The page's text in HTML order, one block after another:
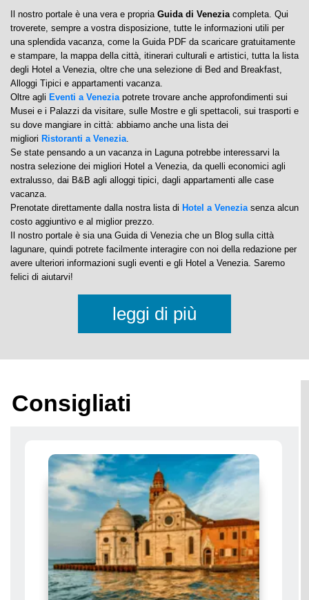
La Guida di Venezia: informazioni su Hotel a
Venezia, Ristoranti, Musei ed Eventi.
Il nostro portale è una vera e propriaGuida di Veneziacompleta. Qui
troverete, sempre a vostra disposizione, tutte le informazioni utili per
una splendida vacanza, come la Guida PDF da scaricare gratuitamente
e stampare, la mappa della città, itinerari culturali e artistici, tutta la lista
degli Hotel a Venezia, oltre che una selezione di Bed and Breakfast,
Alloggi Tipici e appartamenti vacanza.
Oltre agliEventi a Veneziapotrete trovare anche approfondimenti sui
Musei e i Palazzi da visitare, sulle Mostre e gli spettacoli, sui trasporti e
su dove mangiare in città: abbiamo anche una lista dei
miglioriRistoranti a Venezia.
Se state pensando a un vacanza in Laguna potrebbe interessarvi la
nostra selezione dei migliori Hotel a Venezia, da quelli economici agli
extralusso, dai B&B agli alloggi tipici, dagli appartamenti alle case
vacanza.
Prenotate direttamente dalla nostra lista diHotel a Veneziasenza alcun
costo aggiuntivo e al miglior prezzo.
Il nostro portale è sia una Guida di Venezia che un Blog sulla città
leggi di più